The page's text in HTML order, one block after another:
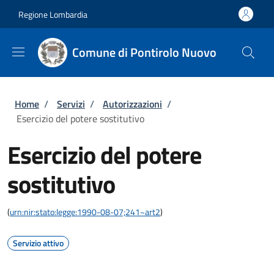
Regione Lombardia
Comune di Pontirolo Nuovo
Briciole di pane
Home / Servizi / Autorizzazioni /
Esercizio del potere sostitutivo
Esercizio del potere
sostitutivo
(urn:nir:stato:legge:1990-08-07;241~art2)
Servizio attivo